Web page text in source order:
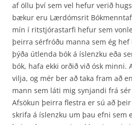
af öllu því sem vel hefur verið
bækur eru Lærdómsrit
mín í ritstjórastarfi hefur sem
þeirra sérfróðu manna sem ég
þýða útlenda bók á íslenzku eða
bók, hafa ekki orðið við ósk minni.
vilja, og mér ber að taka fram að
mann sem láti mig synjandi frá
Afsökun þeirra flestra er sú að
skrifa á íslenzku um þau efni sem